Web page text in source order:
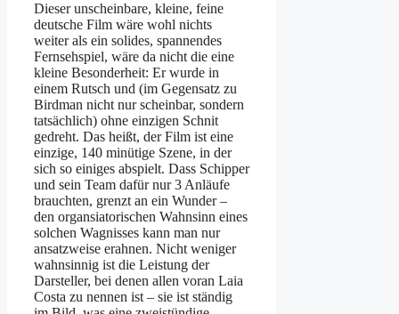
Dieser unscheinbare, kleine, feine
deutsche Film wäre wohl nichts
weiter als ein solides, spannendes
Fernsehspiel, wäre da nicht die eine
kleine Besonderheit: Er wurde in
einem Rutsch und (im Gegensatz zu
Birdman nicht nur scheinbar, sondern
tatsächlich) ohne einzigen Schnit
gedreht. Das heißt, der Film ist eine
einzige, 140 minütige Szene, in der
sich so einiges abspielt. Dass Schipper
und sein Team dafür nur 3 Anläufe
brauchten, grenzt an ein Wunder –
den organsiatorischen Wahnsinn eines
solchen Wagnisses kann man nur
ansatzweise erahnen. Nicht weniger
wahnsinnig ist die Leistung der
Darsteller, bei denen allen voran Laia
Costa zu nennen ist – sie ist ständig